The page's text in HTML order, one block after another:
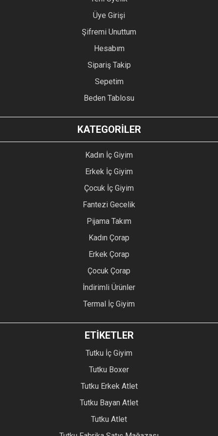
Üye Girişi
Şifremi Unuttum
Hesabım
Sipariş Takip
Sepetim
Beden Tablosu
KATEGORİLER
Kadın İç Giyim
Erkek İç Giyim
Çocuk İç Giyim
Fantezi Gecelik
Pijama Takım
Kadın Çorap
Erkek Çorap
Çocuk Çorap
İndirimli Ürünler
Termal İç Giyim
ETİKETLER
Tutku İç Giyim
Tutku Boxer
Tutku Erkek Atlet
Tutku Bayan Atlet
Tutku Atlet